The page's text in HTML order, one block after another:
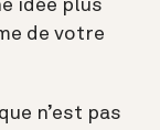
idée plus
de votre
n’est pas